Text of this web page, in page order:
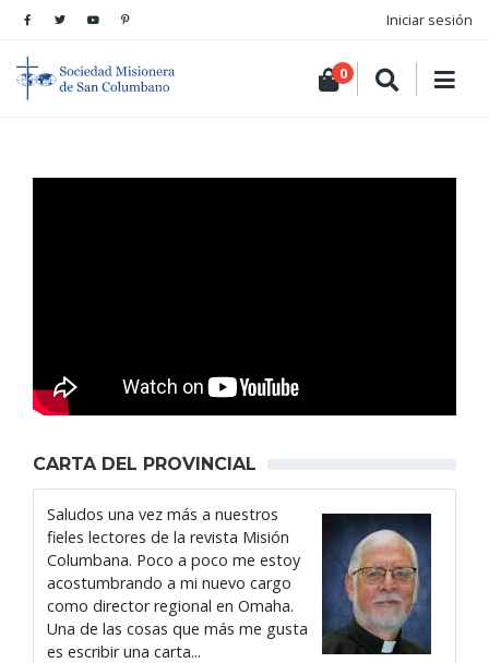
Iniciar sesión
0
CARTA DEL PROVINCIAL
Saludos una vez más a nuestros
fieles lectores de la revista Misión
Columbana. Poco a poco me estoy
acostumbrando a mi nuevo cargo
como director regional en Omaha.
Una de las cosas que más me gusta
es escribir una carta...